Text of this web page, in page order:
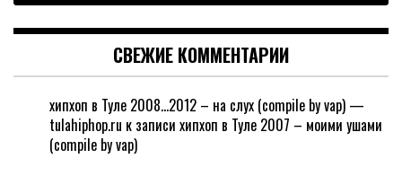
СВЕЖИЕ КОММЕНТАРИИ
хипхоп в Туле 2008…2012 – на слух (compile by vap) —
tulahiphop.ru к записи хипхоп в Туле 2007 – моими ушами
(compile by vap)